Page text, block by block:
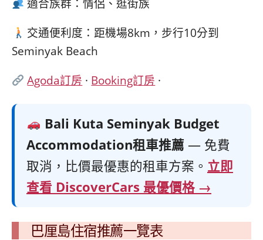
適合族群：情侶、逛街族
交通便利度：距機場8km，步行10分到
Seminyak Beach
Agoda訂房 · Booking訂房 ·
Bali Kuta Seminyak Budget
Accommodation租車推薦 — 免費
取消，比價最優惠的租車方案。 立即
查看 DiscoverCars 最優價格 →
巴厘島住宿推薦一覽表